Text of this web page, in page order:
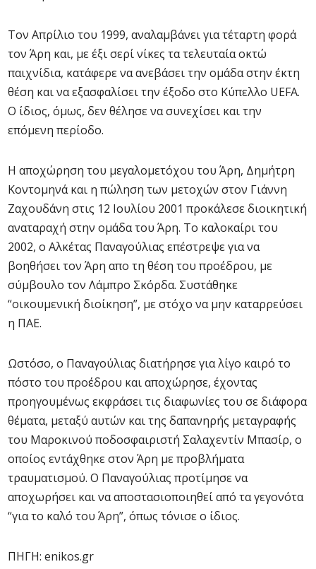
Τον Απρίλιο του 1999, αναλαμβάνει για τέταρτη φορά
τον Άρη και, με έξι σερί νίκες τα τελευταία οκτώ
παιχνίδια, κατάφερε να ανεβάσει την ομάδα στην έκτη
θέση και να εξασφαλίσει την έξοδο στο Κύπελλο UEFA.
Ο ίδιος, όμως, δεν θέλησε να συνεχίσει και την
επόμενη περίοδο.
Η αποχώρηση του μεγαλομετόχου του Άρη, Δημήτρη
Κοντομηνά και η πώληση των μετοχών στον Γιάννη
Ζαχουδάνη στις 12 Ιουλίου 2001 προκάλεσε διοικητική
αναταραχή στην ομάδα του Άρη. Το καλοκαίρι του
2002, ο Αλκέτας Παναγούλιας επέστρεψε για να
βοηθήσει τον Άρη απο τη θέση του προέδρου, με
σύμβουλο τον Λάμπρο Σκόρδα. Συστάθηκε
“οικουμενική διοίκηση”, με στόχο να μην καταρρεύσει
η ΠΑΕ.
Ωστόσο, ο Παναγούλιας διατήρησε για λίγο καιρό το
πόστο του προέδρου και αποχώρησε, έχοντας
προηγουμένως εκφράσει τις διαφωνίες του σε διάφορα
θέματα, μεταξύ αυτών και της δαπανηρής μεταγραφής
του Μαροκινού ποδοσφαιριστή Σαλαχεντίν Μπασίρ, ο
οποίος εντάχθηκε στον Άρη με προβλήματα
τραυματισμού. Ο Παναγούλιας προτίμησε να
αποχωρήσει και να αποστασιοποιηθεί από τα γεγονότα
“για το καλό του Άρη”, όπως τόνισε ο ίδιος.
ΠΗΓΗ: enikos.gr